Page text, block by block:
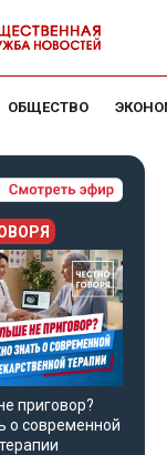
ОБЩЕСТВО
приговор?
о современной